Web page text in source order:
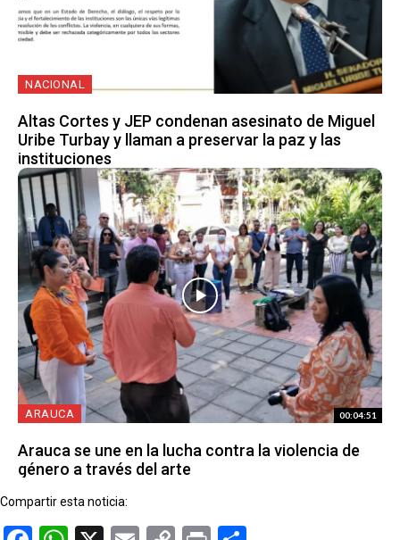
NACIONAL
Altas Cortes y JEP condenan asesinato de Miguel
Uribe Turbay y llaman a preservar la paz y las
instituciones
ARAUCA 00:04:51
Arauca se une en la lucha contra la violencia de
género a través del arte
Compartir esta noticia: